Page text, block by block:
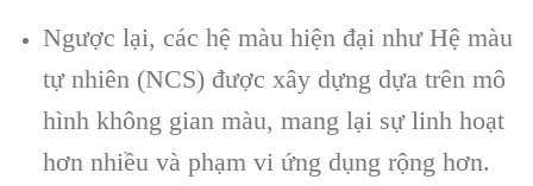
Ngược lại, các hệ màu hiện đại như Hệ màu
tự nhiên (NCS) được xây dựng dựa trên mô
hình không gian màu, mang lại sự linh hoạt
hơn nhiều và phạm vi ứng dụng rộng hơn.